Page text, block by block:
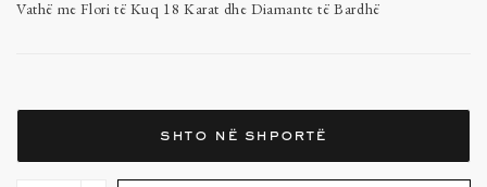
Vathë me Flori të Kuq 18 Karat dhe Diamante të Bardhë
shto në shportë